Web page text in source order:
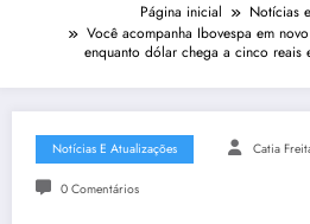
Página inicial
Notícias
Você acompanha Ibovespa em
enquanto dólar chega a cinco reais
Notícias E Atualizações Catia
0 Comentários